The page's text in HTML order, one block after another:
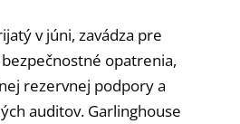
v júni, zavádza pre
opatrenia,
rezervnej podpory a
auditov. Garlinghouse